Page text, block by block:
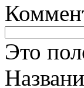
Это